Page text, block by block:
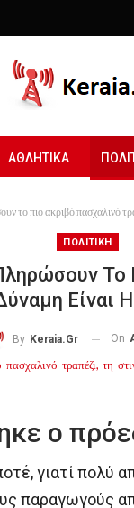
ΑΘΛΗΤΙΚΑ
το πιο ακριβό πασχαλινό
ΠΟΛΙΤΙΚΗ
Το
Είναι
By Keraia.gr On
ο
γιατί πολύ
παραγωγούς